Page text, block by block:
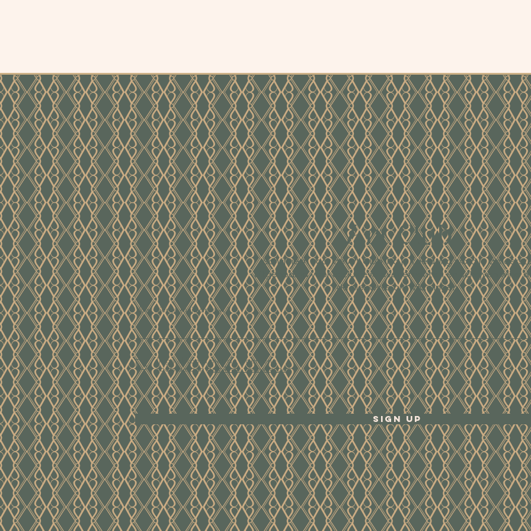
Art Club
Schrijf je in voor de Art Club. Na je toelating word je als
uitgenodigd voor exclusieve evenementen en schrijven wij je
de nieuwste ontwikkelingen.
Voer hier je mailadres in
Ik ga akkoord met de algemene
voorwaarden Bekijk de voorwaarden
Sign Up